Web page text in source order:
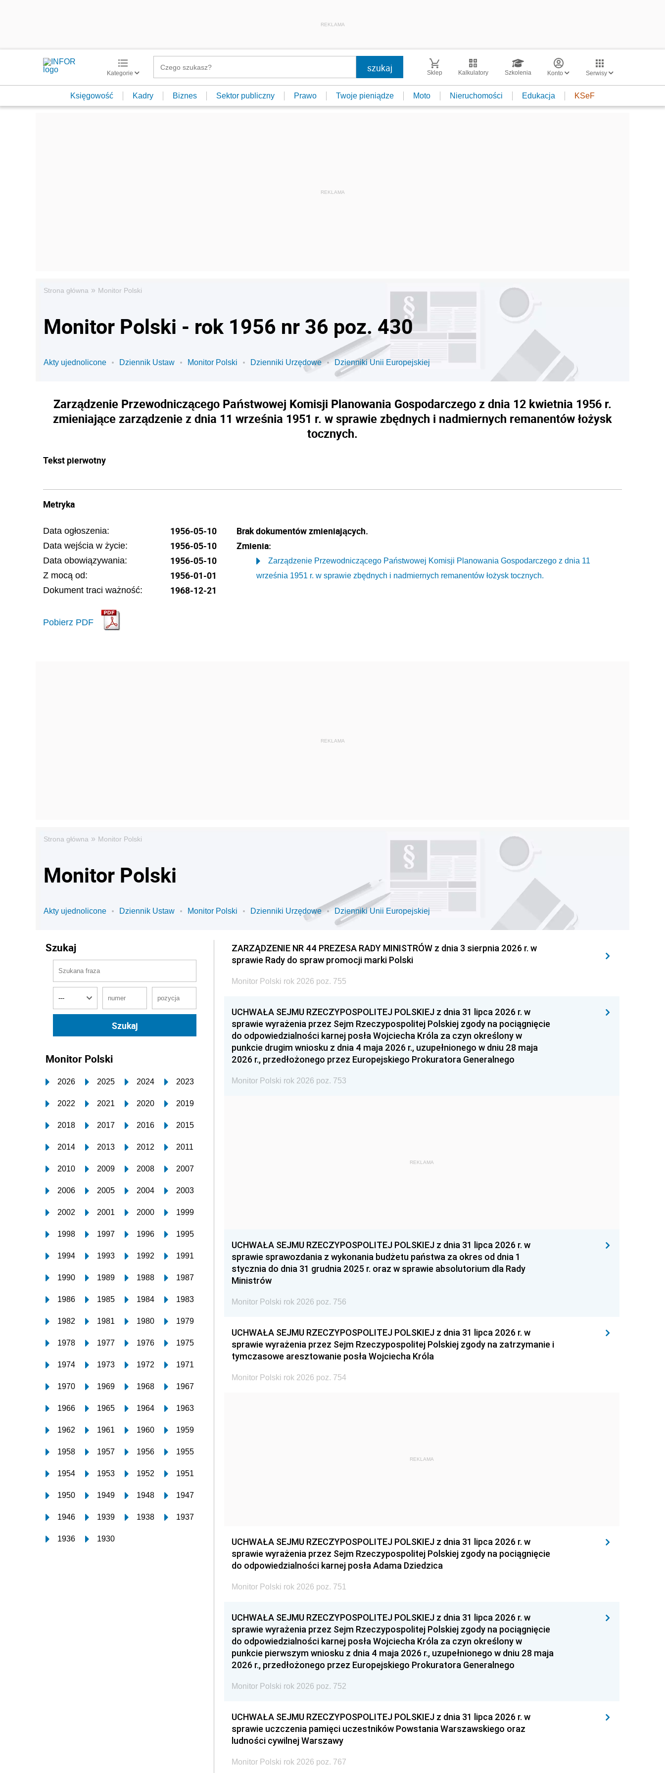
REKLAMA
Kategorie Sklep Kalkulatory Szkolenia Konto Serwisy
Księgowość Kadry Biznes Sektor publiczny Prawo Twoje pieniądze Moto Nieruchomości Edukacja KSeF
Strona główna » Monitor Polski
Monitor Polski - rok 1956 nr 36 poz. 430
Akty ujednolicone Dziennik Ustaw Monitor Polski Dzienniki Urzędowe Dzienniki Unii Europejskiej
Zarządzenie Przewodniczącego Państwowej Komisji Planowania Gospodarczego z dnia 12 kwietnia 1956 r.
zmieniające zarządzenie z dnia 11 września 1951 r. w sprawie zbędnych i nadmiernych remanentów łożysk
tocznych.
Tekst pierwotny
Metryka
Data ogłoszenia: 1956-05-10
Data wejścia w życie: 1956-05-10
Data obowiązywania: 1956-05-10
Z mocą od: 1956-01-01
Dokument traci ważność: 1968-12-21
Pobierz PDF
Brak dokumentów zmieniających.
Zmienia:
Zarządzenie Przewodniczącego Państwowej Komisji Planowania Gospodarczego z dnia 11
września 1951 r. w sprawie zbędnych i nadmiernych remanentów łożysk tocznych.
Strona główna » Monitor Polski
Monitor Polski
Akty ujednolicone Dziennik Ustaw Monitor Polski Dzienniki Urzędowe Dzienniki Unii Europejskiej
Szukaj
Monitor Polski
2026 2025 2024 2023
2022 2021 2020 2019
2018 2017 2016 2015
2014 2013 2012 2011
2010 2009 2008 2007
2006 2005 2004 2003
2002 2001 2000 1999
1998 1997 1996 1995
1994 1993 1992 1991
1990 1989 1988 1987
1986 1985 1984 1983
1982 1981 1980 1979
1978 1977 1976 1975
1974 1973 1972 1971
1970 1969 1968 1967
1966 1965 1964 1963
1962 1961 1960 1959
1958 1957 1956 1955
1954 1953 1952 1951
1950 1949 1948 1947
1946 1939 1938 1937
1936 1930
ZARZĄDZENIE NR 44 PREZESA RADY MINISTRÓW z dnia 3 sierpnia 2026 r. w
sprawie Rady do spraw promocji marki Polski
Monitor Polski rok 2026 poz. 755
UCHWAŁA SEJMU RZECZYPOSPOLITEJ POLSKIEJ z dnia 31 lipca 2026 r. w
sprawie wyrażenia przez Sejm Rzeczypospolitej Polskiej zgody na pociągnięcie
do odpowiedzialności karnej posła Wojciecha Króla za czyn określony w
punkcie drugim wniosku z dnia 4 maja 2026 r., uzupełnionego w dniu 28 maja
2026 r., przedłożonego przez Europejskiego Prokuratora Generalnego
Monitor Polski rok 2026 poz. 753
REKLAMA
UCHWAŁA SEJMU RZECZYPOSPOLITEJ POLSKIEJ z dnia 31 lipca 2026 r. w
sprawie sprawozdania z wykonania budżetu państwa za okres od dnia 1
stycznia do dnia 31 grudnia 2025 r. oraz w sprawie absolutorium dla Rady
Ministrów
Monitor Polski rok 2026 poz. 756
UCHWAŁA SEJMU RZECZYPOSPOLITEJ POLSKIEJ z dnia 31 lipca 2026 r. w
sprawie wyrażenia przez Sejm Rzeczypospolitej Polskiej zgody na zatrzymanie i
tymczasowe aresztowanie posła Wojciecha Króla
Monitor Polski rok 2026 poz. 754
REKLAMA
UCHWAŁA SEJMU RZECZYPOSPOLITEJ POLSKIEJ z dnia 31 lipca 2026 r. w
sprawie wyrażenia przez Sejm Rzeczypospolitej Polskiej zgody na pociągnięcie
do odpowiedzialności karnej posła Adama Dziedzica
Monitor Polski rok 2026 poz. 751
UCHWAŁA SEJMU RZECZYPOSPOLITEJ POLSKIEJ z dnia 31 lipca 2026 r. w
sprawie wyrażenia przez Sejm Rzeczypospolitej Polskiej zgody na pociągnięcie
do odpowiedzialności karnej posła Wojciecha Króla za czyn określony w
punkcie pierwszym wniosku z dnia 4 maja 2026 r., uzupełnionego w dniu 28 maja
2026 r., przedłożonego przez Europejskiego Prokuratora Generalnego
Monitor Polski rok 2026 poz. 752
UCHWAŁA SEJMU RZECZYPOSPOLITEJ POLSKIEJ z dnia 31 lipca 2026 r. w
sprawie uczczenia pamięci uczestników Powstania Warszawskiego oraz
ludności cywilnej Warszawy
Monitor Polski rok 2026 poz. 767